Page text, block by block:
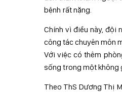
bệnh rất nặng.
Chính vì điều này, đội
công tác chuyên môn
Với việc có thêm
sống trong một không
Theo ThS Dương Thị